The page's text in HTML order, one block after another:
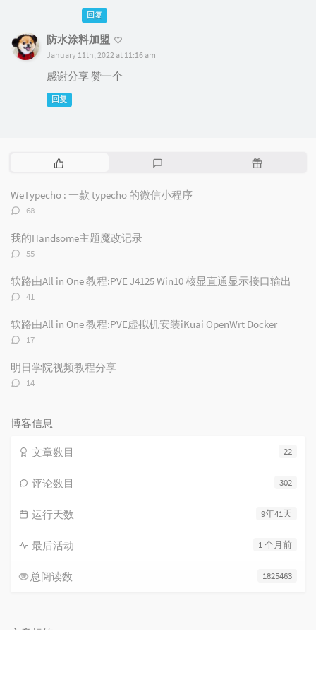
回复
防水涂料加盟
January 11th, 2022 at 11:16 am
感谢分享 赞一个
回复
热
文
评
随
WeTypecho : 一款 typecho 的微信小程序
评
数：
68
我的Handsome主题魔改记录
评
数：
55
软路由All in One 教程:PVE J4125 Win10 核显直通显示接口输出
评
数：
41
软路由All in One 教程:PVE虚拟机安装iKuai OpenWrt Docker
评
数：
17
明日学院视频教程分享
评
14
博客信息
22
文章数目
302
评论数目
9年41天
运行天数
1 个月前
最后活动
1825463
总阅读数
文章标签